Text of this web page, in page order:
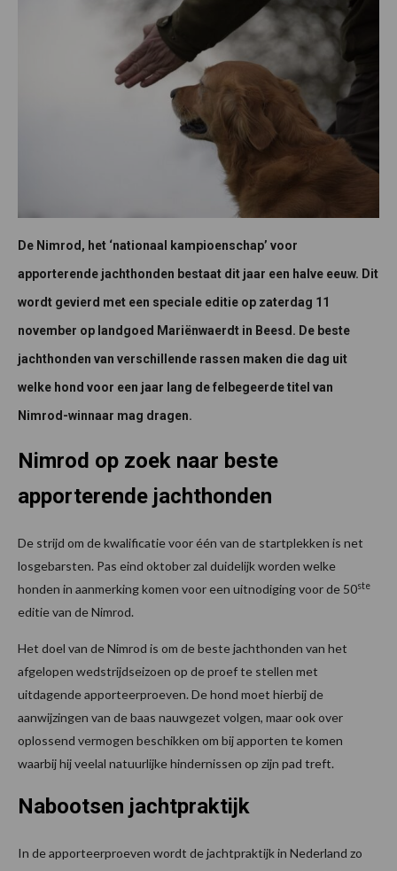
De Nimrod, het ‘nationaal kampioenschap’ voor
apporterende jachthonden bestaat dit jaar een halve eeuw. Dit
wordt gevierd met een speciale editie op zaterdag 11
november op landgoed Mariënwaerdt in Beesd. De beste
jachthonden van verschillende rassen maken die dag uit
welke hond voor een jaar lang de felbegeerde titel van
Nimrod-winnaar mag dragen.
Nimrod op zoek naar beste
apporterende jachthonden
De strijd om de kwalificatie voor één van de startplekken is net
losgebarsten. Pas eind oktober zal duidelijk worden welke
honden in aanmerking komen voor een uitnodiging voor de 50ste
editie van de Nimrod.
Het doel van de Nimrod is om de beste jachthonden van het
afgelopen wedstrijdseizoen op de proef te stellen met
uitdagende apporteerproeven. De hond moet hierbij de
aanwijzingen van de baas nauwgezet volgen, maar ook over
oplossend vermogen beschikken om bij apporten te komen
waarbij hij veelal natuurlijke hindernissen op zijn pad treft.
Nabootsen jachtpraktijk
In de apporteerproeven wordt de jachtpraktijk in Nederland zo